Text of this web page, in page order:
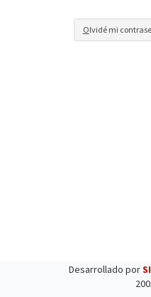
Olvidé mi
Desarrollado por